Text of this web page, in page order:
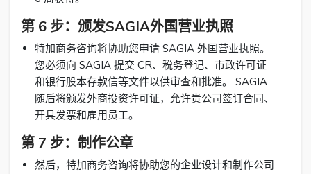
第 6 步：颁发SAGIA外国营业执照
特加商务咨询将协助您申请 SAGIA 外国营业执照。
您必须向 SAGIA 提交 CR、税务登记、市政许可证
和银行股本存款信等文件以供审查和批准。 SAGIA
随后将颁发外商投资许可证，允许贵公司签订合同、
开具发票和雇用员工。
第 7 步：制作公章
然后，特加商务咨询将协助您的企业设计和制作公司